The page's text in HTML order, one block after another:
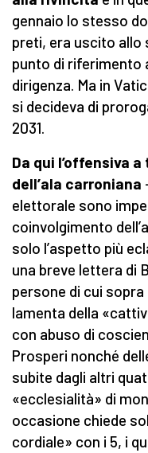
gennaio lo stesso
preti, era uscito
punto di riferimento
dirigenza. Ma in
si decideva di
2031.
Da qui l’offensiva
dell’ala carroniana
elettorale sono
coinvolgimento
solo l’aspetto più
una breve lettera di
persone di cui
lamenta della
con abuso di
Prosperi nonché
subite dagli altri
«ecclesialità» di
occasione chiede
cordiale» con i 5, i